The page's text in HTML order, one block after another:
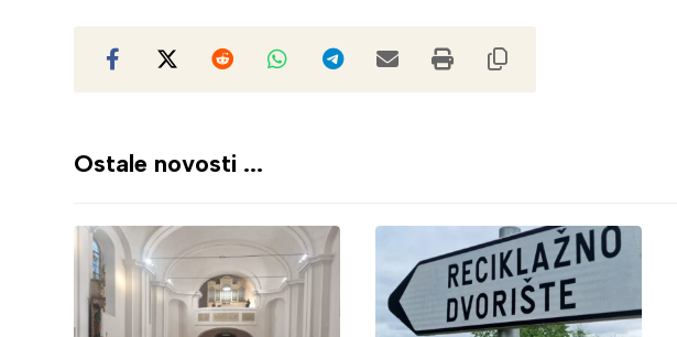
Ostale novosti ...